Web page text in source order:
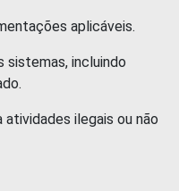
aplicáveis.
sistemas, incluindo
ilegais ou não